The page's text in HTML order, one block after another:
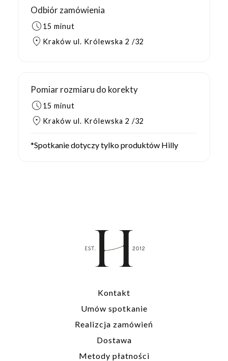
Odbiór zamówienia
15 minut
Kraków ul. Królewska 2 /32
Pomiar rozmiaru do korekty
15 minut
Kraków ul. Królewska 2 /32
*Spotkanie dotyczy tylko produktów Hilly
Kontakt
Umów spotkanie
Realizcja zamówień
Dostawa
Metody płatności